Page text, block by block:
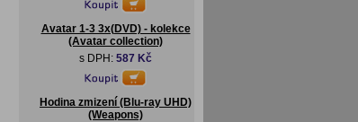
Avatar 1-3 3x(DVD) - kolekce
(Avatar collection)
s DPH: 587 Kč
Hodina zmizení (Blu-ray UHD)
(Weapons)